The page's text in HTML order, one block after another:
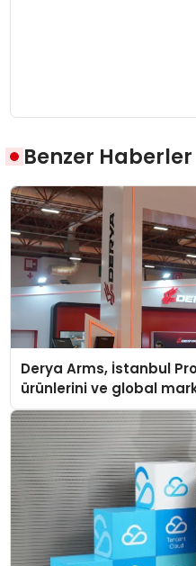
Benzer Haberler
Derya Arms, İstanbul
ürünlerini ve global